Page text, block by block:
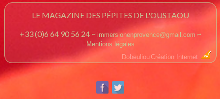
LE MAGAZINE DES PÉPITES DE L'OUSTAOU
+33 (0)6 64 90 56 24 ~ immersionenprovence@gmail.com ~
Mentions légales
Dobeuliou Création Internet